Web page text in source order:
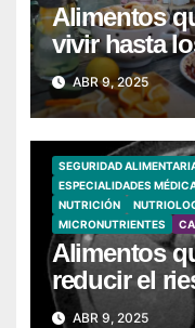
Alimentos
vivir hasta
ABR 9, 2025
SEGURIDAD
ESPECIALIDADES
NUTRICIÓN
MICRONUTRIENTES
Alimentos
reducir el
páncreas
ABR 9, 2025